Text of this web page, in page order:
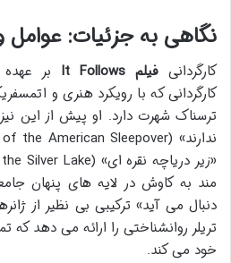
نگاهی به جزئیات:
کارگردانیفیلم It Follows
بر
کارگردانی که با رویکرد هنری و
ترسناک شهرت دارد. او پیش از این
مند به کاوش در لایه های پنهان
دنبال می آید» ترکیبی بی نظیر از
تریلر روانشناختی را ارائه می دهد که
خود می کند.